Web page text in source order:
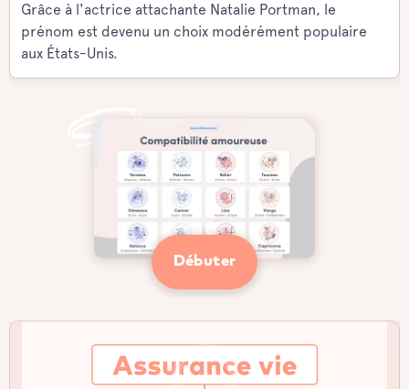
Grâce à l'actrice attachante Natalie Portman, le
prénom est devenu un choix modérément populaire
aux États-Unis.
Débuter